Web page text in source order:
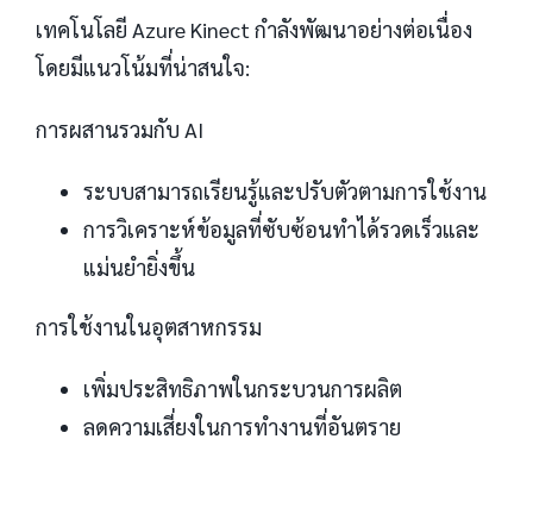
เทคโนโลยี Azure Kinect กำลังพัฒนาอย่างต่อเนื่อง
โดยมีแนวโน้มที่น่าสนใจ:
การผสานรวมกับ AI
ระบบสามารถเรียนรู้และปรับตัวตามการใช้งาน
การวิเคราะห์ข้อมูลที่ซับซ้อนทำได้รวดเร็วและ
แม่นยำยิ่งขึ้น
การใช้งานในอุตสาหกรรม
เพิ่มประสิทธิภาพในกระบวนการผลิต
ลดความเสี่ยงในการทำงานที่อันตราย